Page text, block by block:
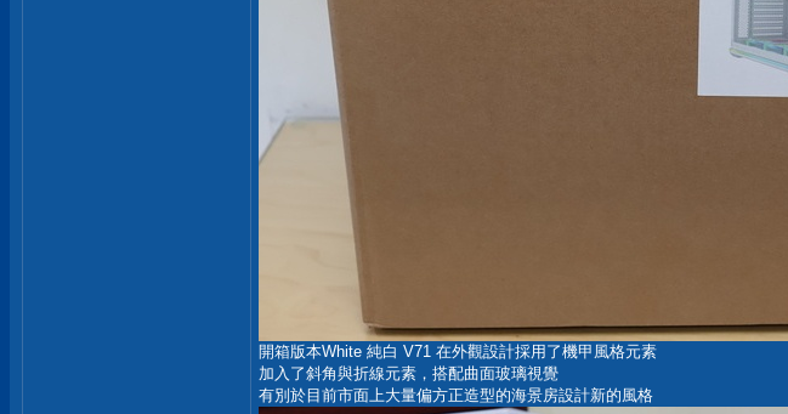
開箱版本White 純白 V71 在外觀設計採用了機甲風格元素
加入了斜角與折線元素，搭配曲面玻璃視覺
有別於目前市面上大量偏方正造型的海景房設計新的風格